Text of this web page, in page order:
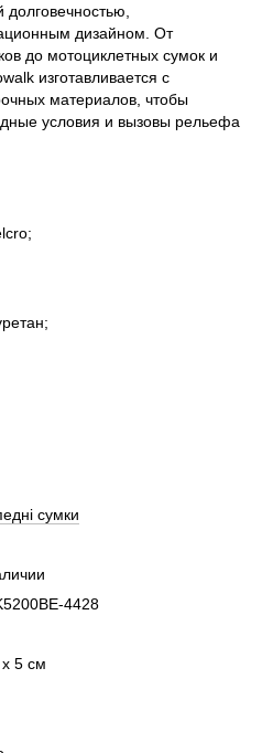
долговечностью,
дизайном. От
до мотоциклетных сумок и
изготавливается с
материалов, чтобы
условия и вызовы рельефа
сумки
4428
5 см